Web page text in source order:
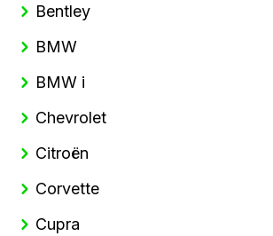
Bentley
BMW
BMW i
Chevrolet
Citroën
Corvette
Cupra